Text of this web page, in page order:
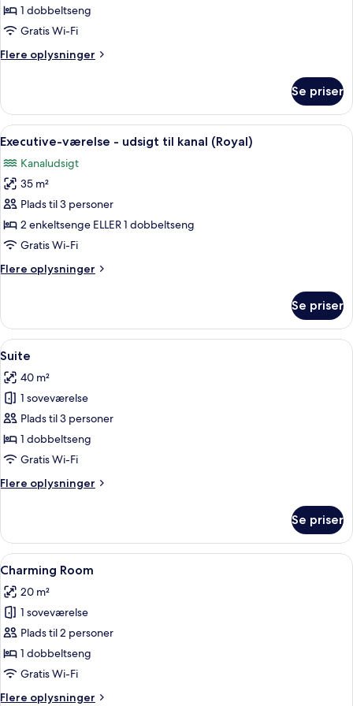
Executive-
værelse
(Royal)
1 dobbeltseng
Gratis Wi-Fi
Flere oplysninger
Flere
værelse
(Royal)
Se priser
Indlæs
alle
billeder
af
Executive-
værelse
-
til
Et soveværelse med en stor seng, et
11
Executive-værelse - udsigt til kanal (Royal)
Kanaludsigt
35 m²
Plads til 3 personer
2 enkeltsenge ELLER 1 dobbeltseng
Gratis Wi-Fi
Flere oplysninger
Flere
værelse
udsigt
kanal
(Royal)
Se priser
Indlæs
alle
billeder
af
Suite
Et soveværelse med en stor seng,
6
Suite
40 m²
1 soveværelse
Plads til 3 personer
1 dobbeltseng
Gratis Wi-Fi
Flere oplysninger
Flere
Se priser
Indlæs
alle
billeder
af
Charming
Room
En pænt redt seng med hvide
5
Charming Room
20 m²
1 soveværelse
Plads til 2 personer
1 dobbeltseng
Gratis Wi-Fi
Flere oplysninger
Flere